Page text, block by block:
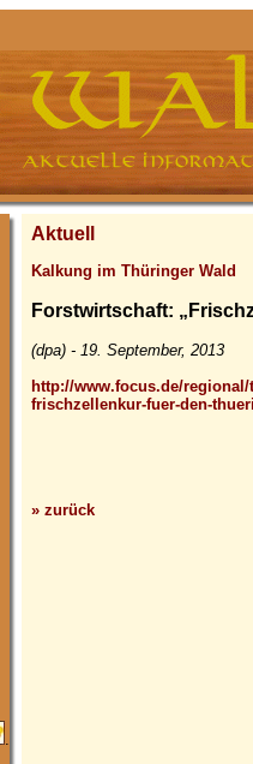
.
Aktuell
Kalkung im Thüringer Wald
Forstwirtschaft:
(dpa) - 19. September, 2013
http://www.focus.de/
frischzellenkur-fuer-den-
» zurück